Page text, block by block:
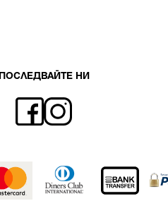
ПОСЛЕДВАЙТЕ НИ